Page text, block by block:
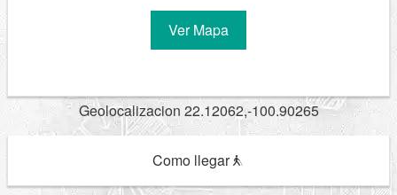
Ver Mapa
Geolocalizacion 22.12062,-100.90265
Como llegar